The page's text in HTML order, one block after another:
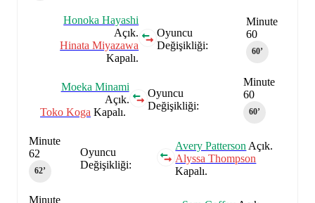
Minute
60
60‎’‎
Oyuncu
Değişikliği:
Honoka Hayashi
Açık.
Hinata Miyazawa
Kapalı.
Minute
60
60‎’‎
Oyuncu
Değişikliği:
Moeka Minami
Açık.
Toko Koga Kapalı.
Oyuncu
Değişikliği:
Avery Patterson Açık.
Alyssa Thompson
Kapalı.
Minute
62
62‎’‎
Minute